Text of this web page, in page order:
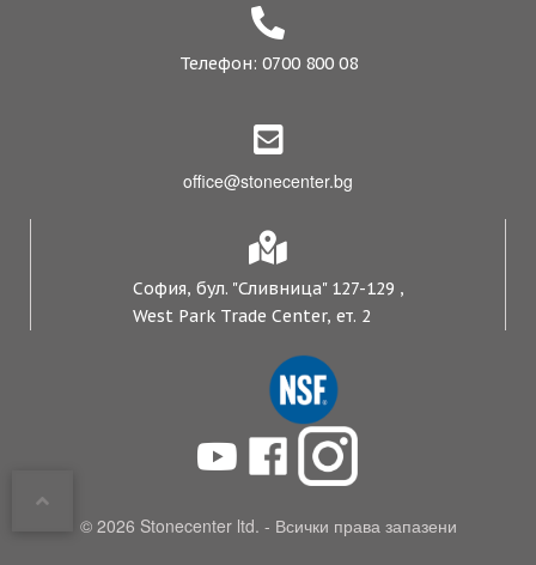
Телефон: 0700 800 08
office@stonecenter.bg
София, бул. "Сливница" 127-129 ,
West Park Trade Center, ет. 2
© 2026 Stonecenter ltd. - Всички права запазени